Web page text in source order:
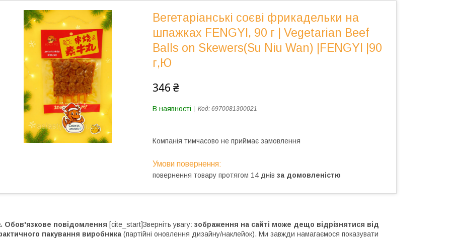
Вегетаріанські соєві фрикадельки на
шпажках FENGYI, 90 г | Vegetarian Beef
Balls on Skewers(Su Niu Wan) |FENGYI |90
г,Ю
346 ₴
В наявності Код: 6970081300021
Компанія тимчасово не приймає замовлення
повернення товару протягом 14 днів за домовленістю
Обов'язкове повідомлення [cite_start]Зверніть увагу: зображення на сайті може дещо відрізнятися від
пакування виробника (партійні оновлення дизайну/наклейок). Ми завжди намагаємося показувати